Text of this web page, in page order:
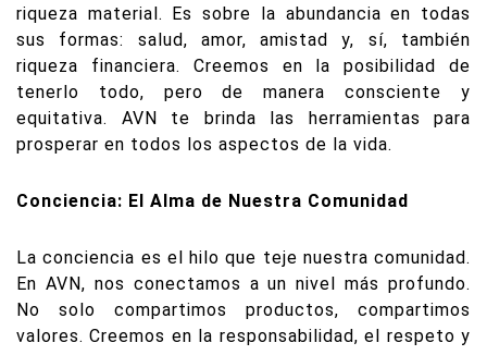
riqueza material. Es sobre la abundancia en todas
sus formas: salud, amor, amistad y, sí, también
riqueza financiera. Creemos en la posibilidad de
tenerlo todo, pero de manera consciente y
equitativa. AVN te brinda las herramientas para
prosperar en todos los aspectos de la vida.
Conciencia: El Alma de Nuestra Comunidad
La conciencia es el hilo que teje nuestra comunidad.
En AVN, nos conectamos a un nivel más profundo.
No solo compartimos productos, compartimos
valores. Creemos en la responsabilidad, el respeto y